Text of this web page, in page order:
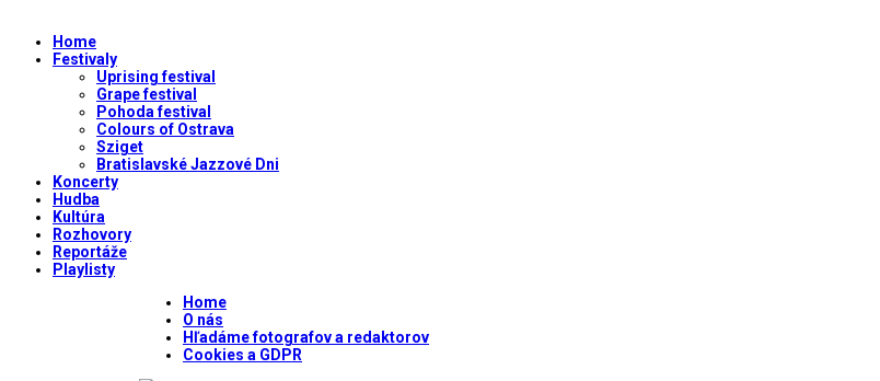
Home
Festivaly
Uprising festival
Grape festival
Pohoda festival
Colours of Ostrava
Sziget
Bratislavské Jazzové Dni
Koncerty
Hudba
Kultúra
Rozhovory
Reportáže
Playlisty
Home
O nás
Hľadáme fotografov a redaktorov
Cookies a GDPR